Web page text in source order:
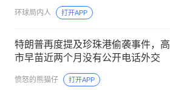
环球局内人 打开APP
特朗普再度提及珍珠港偷袭事件，高
市早苗近两个月没有公开电话外交
愤怒的熊猫仔 打开APP